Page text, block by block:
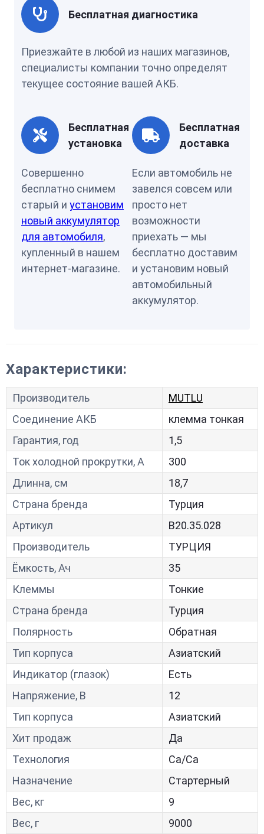
Бесплатная диагностика
Приезжайте в любой из наших магазинов,
специалисты компании точно определят
текущее состояние вашей АКБ.
Бесплатная
установка
Совершенно
бесплатно снимем
старый и установим
новый аккумулятор
для автомобиля,
купленный в нашем
интернет-магазине.
Бесплатная
доставка
Если автомобиль не
завелся совсем или
просто нет
возможности
приехать — мы
бесплатно доставим
и установим новый
автомобильный
аккумулятор.
Характеристики:
Производитель
MUTLU
Соединение АКБ
клемма тонкая
Гарантия, год
1,5
Ток холодной прокрутки, A
300
Длинна, см
18,7
Страна бренда
Турция
Артикул
B20.35.028
Производитель
ТУРЦИЯ
Ёмкость, Ач
35
Клеммы
Тонкие
Страна бренда
Турция
Полярность
Обратная
Тип корпуса
Азиатский
Индикатор (глазок)
Есть
Напряжение, В
12
Тип корпуса
Азиатский
Хит продаж
Да
Технология
Са/Са
Назначение
Стартерный
Вес, кг
9
Вес, г
9000